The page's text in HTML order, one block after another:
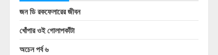
জন ডি রকফেলারের জীবন
খোঁপার ওই গোলাপকাঁটা
অচেন পর্ব ৬